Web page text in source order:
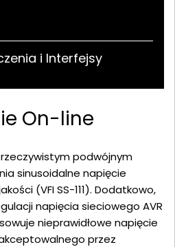
i Interfejsy
On-line
podwójnym
sinusoidalne napięcie
(VFI SS-111). Dodatkowo,
napięcia sieciowego AVR
nieprawidłowe napięcie
przez